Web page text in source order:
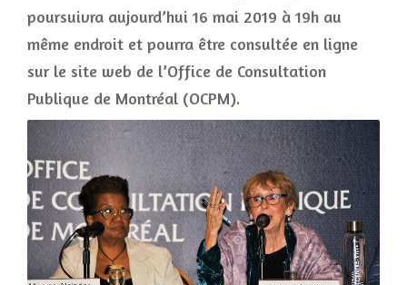
poursuivra aujourd’hui 16 mai 2019 à 19h au
même endroit et pourra être consultée en ligne
sur le site web de l’Office de Consultation
Publique de Montréal (OCPM).